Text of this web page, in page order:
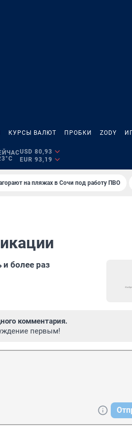
КУРСЫ ВАЛЮТ ПРОБКИ ZODY
USD 80,93
EUR 93,19
на пляжах в Сочи под работу ПВО
более раз
комментария.
первым!